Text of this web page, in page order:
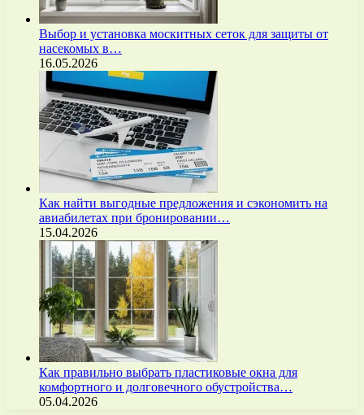
Выбор и установка москитных сеток для защиты от
насекомых в…
16.05.2026
Как найти выгодные предложения и сэкономить на
авиабилетах при бронировании…
15.04.2026
Как правильно выбрать пластиковые окна для
комфортного и долговечного обустройства…
05.04.2026